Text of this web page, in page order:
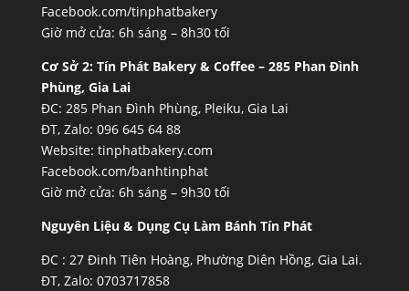
Facebook.com/tinphatbakery
Giờ mở cửa: 6h sáng – 8h30 tối
Cơ Sở 2: Tín Phát Bakery & Coffee – 285 Phan Đình
Phùng, Gia Lai
ĐC: 285 Phan Đình Phùng, Pleiku, Gia Lai
ĐT, Zalo: 096 645 64 88
Website: tinphatbakery.com
Facebook.com/banhtinphat
Giờ mở cửa: 6h sáng – 9h30 tối
Nguyên Liệu & Dụng Cụ Làm Bánh Tín Phát
ĐC : 27 Đinh Tiên Hoàng, Phường Diên Hồng, Gia Lai.
ĐT, Zalo: 0703717858